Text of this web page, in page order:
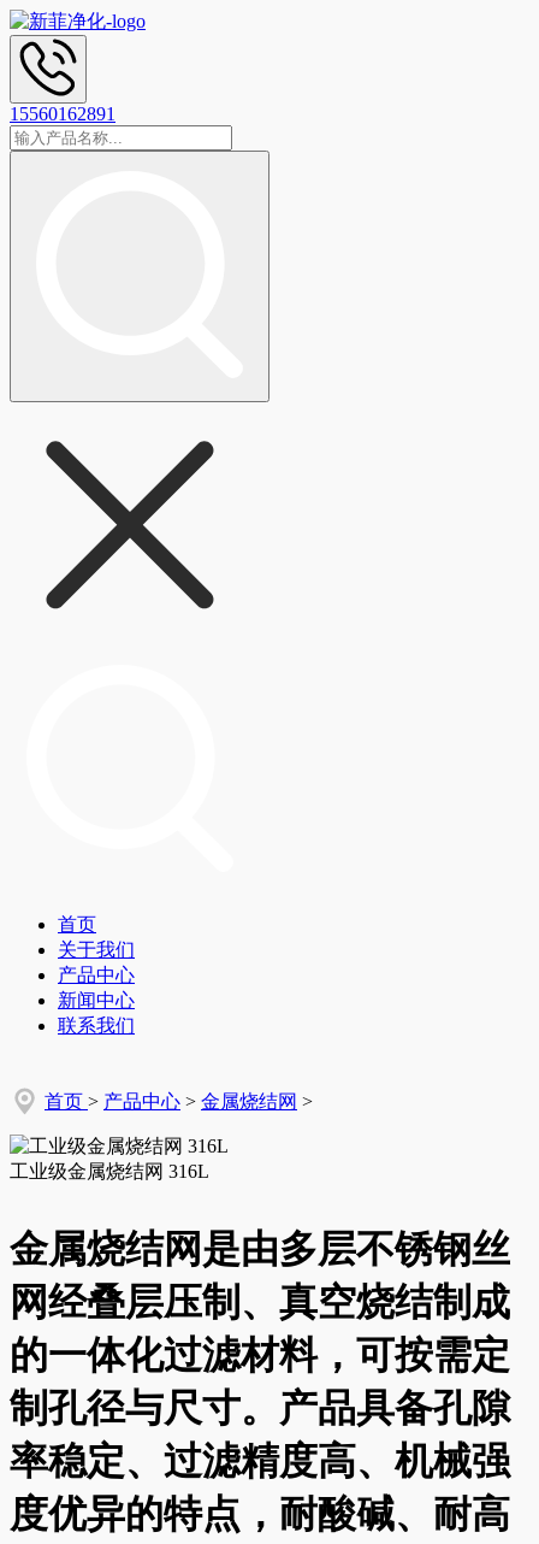
15560162891
首页
关于我们
产品中心
新闻中心
联系我们
首页 > 产品中心 > 金属烧结网 >
工业级金属烧结网 316L
金属烧结网是由多层不锈钢丝
网经叠层压制、真空烧结制成
的一体化过滤材料，可按需定
制孔径与尺寸。产品具备孔隙
率稳定、过滤精度高、机械强
度优异的特点，耐酸碱、耐高